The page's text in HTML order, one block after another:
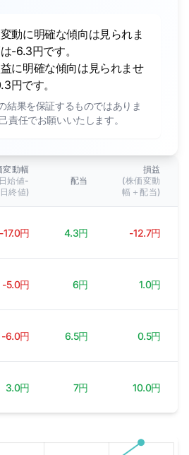
動に明確な傾向は見られま
-6.3円です。
に明確な傾向は見られませ
円です。
結果を保証するものではありま
責任でお願いいたします。
変動幅
始値-
終値)
配当
損益
(株価変動
幅＋配当)
-17.0円 4.3円 -12.7円
-5.0円 6円 1.0円
-6.0円 6.5円 0.5円
3.0円 7円 10.0円